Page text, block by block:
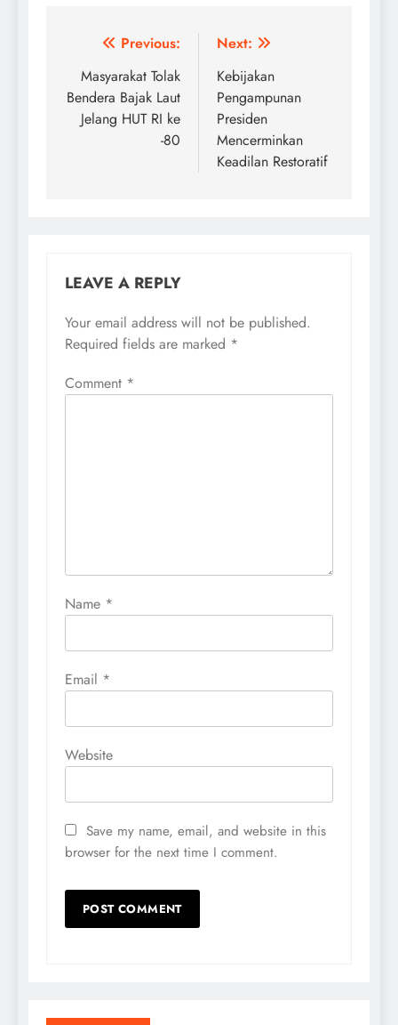
Post
navigation
Previous:
Masyarakat Tolak
Bendera Bajak Laut
Jelang HUT RI ke
-80
Next:
Kebijakan
Pengampunan
Presiden
Mencerminkan
Keadilan Restoratif
LEAVE A REPLY
Your email address will not be published.
Required fields are marked *
Comment *
Name *
Email *
Website
Save my name, email, and website in this
browser for the next time I comment.